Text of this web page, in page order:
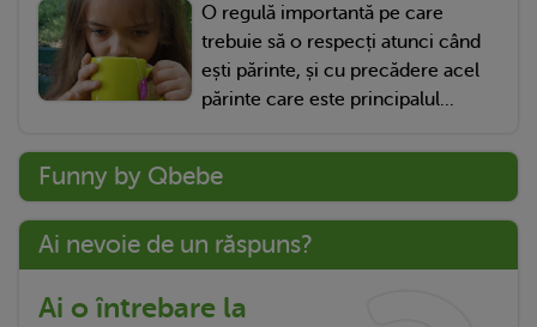
O regulă importantă pe care
trebuie să o respecți atunci când
ești părinte, și cu precădere acel
părinte care este principalul...
Funny by Qbebe
Ai nevoie de un răspuns?
Ai o întrebare la